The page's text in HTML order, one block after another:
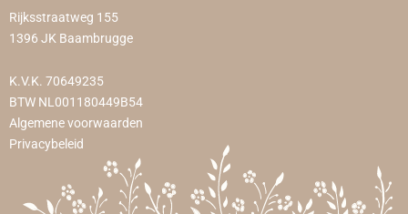
Rijksstraatweg 155
1396 JK Baambrugge
K.V.K. 70649235
BTW NL001180449B54
Algemene voorwaarden
Privacybeleid